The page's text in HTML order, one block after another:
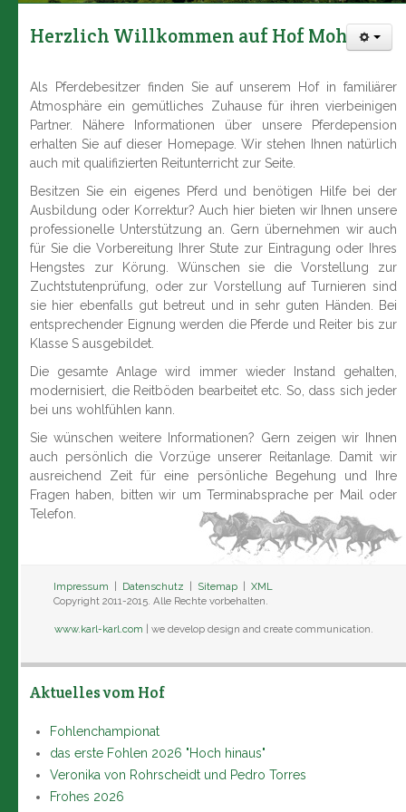
Herzlich Willkommen auf Hof Moholz.
Als Pferdebesitzer finden Sie auf unserem Hof in familiärer
Atmosphäre ein gemütliches Zuhause für ihren vierbeinigen
Partner. Nähere Informationen über unsere Pferdepension
erhalten Sie auf dieser Homepage. Wir stehen Ihnen natürlich
auch mit qualifizierten Reitunterricht zur Seite.
Besitzen Sie ein eigenes Pferd und benötigen Hilfe bei der
Ausbildung oder Korrektur? Auch hier bieten wir Ihnen unsere
professionelle Unterstützung an. Gern übernehmen wir auch
für Sie die Vorbereitung Ihrer Stute zur Eintragung oder Ihres
Hengstes zur Körung. Wünschen sie die Vorstellung zur
Zuchtstutenprüfung, oder zur Vorstellung auf Turnieren sind
sie hier ebenfalls gut betreut und in sehr guten Händen. Bei
entsprechender Eignung werden die Pferde und Reiter bis zur
Klasse S ausgebildet.
Die gesamte Anlage wird immer wieder Instand gehalten,
modernisiert, die Reitböden bearbeitet etc. So, dass sich jeder
bei uns wohlfühlen kann.
Sie wünschen weitere Informationen? Gern zeigen wir Ihnen
auch persönlich die Vorzüge unserer Reitanlage. Damit wir
ausreichend Zeit für eine persönliche Begehung und Ihre
Fragen haben, bitten wir um Terminabsprache per Mail oder
Telefon.
Impressum | Datenschutz | Sitemap |XML
Copyright 2011-2015. Alle Rechte vorbehalten.
www.karl-karl.com | we develop design and create communication.
Aktuelles vom Hof
Fohlenchampionat
das erste Fohlen 2026 "Hoch hinaus"
Veronika von Rohrscheidt und Pedro Torres
Frohes 2026